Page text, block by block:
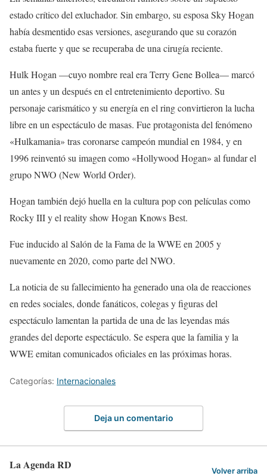
estado crítico del exluchador. Sin embargo, su esposa Sky Hogan
había desmentido esas versiones, asegurando que su corazón
estaba fuerte y que se recuperaba de una cirugía reciente.
Hulk Hogan —cuyo nombre real era Terry Gene Bollea— marcó
un antes y un después en el entretenimiento deportivo. Su
personaje carismático y su energía en el ring convirtieron la lucha
libre en un espectáculo de masas. Fue protagonista del fenómeno
«Hulkamania» tras coronarse campeón mundial en 1984, y en
1996 reinventó su imagen como «Hollywood Hogan» al fundar el
grupo NWO (New World Order).
Hogan también dejó huella en la cultura pop con películas como
Rocky III y el reality show Hogan Knows Best.
Fue inducido al Salón de la Fama de la WWE en 2005 y
nuevamente en 2020, como parte del NWO.
La noticia de su fallecimiento ha generado una ola de reacciones
en redes sociales, donde fanáticos, colegas y figuras del
espectáculo lamentan la partida de una de las leyendas más
grandes del deporte espectáculo. Se espera que la familia y la
WWE emitan comunicados oficiales en las próximas horas.
Categorías: Internacionales
Deja un comentario
La Agenda RD Volver arriba